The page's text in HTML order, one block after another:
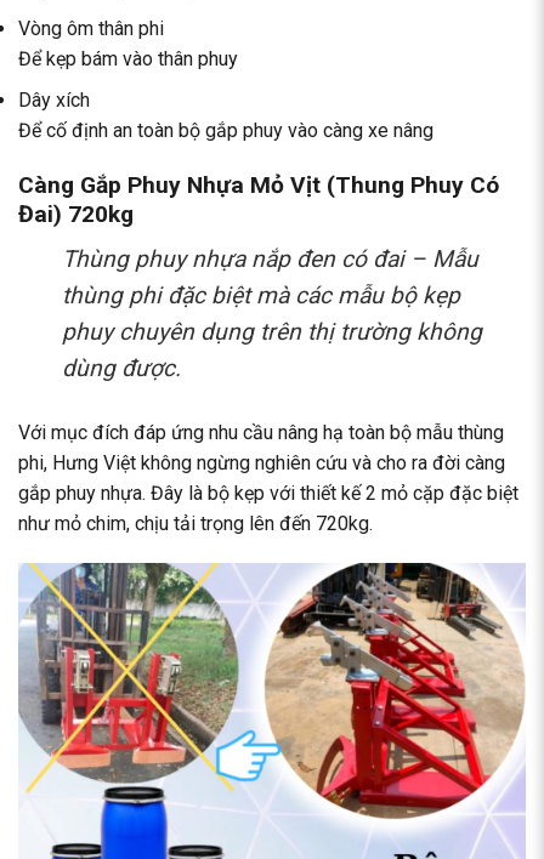
Vòng ôm thân phi
Để kẹp bám vào thân phuy
Dây xích
Để cố định an toàn bộ gắp phuy vào càng xe nâng
Càng Gắp Phuy Nhựa Mỏ Vịt (Thung Phuy Có
Đai) 720kg
Thùng phuy nhựa nắp đen có đai – Mẫu
thùng phi đặc biệt mà các mẫu bộ kẹp
phuy chuyên dụng trên thị trường không
dùng được.
Với mục đích đáp ứng nhu cầu nâng hạ toàn bộ mẫu thùng
phi, Hưng Việt không ngừng nghiên cứu và cho ra đời càng
gắp phuy nhựa. Đây là bộ kẹp với thiết kế 2 mỏ cặp đặc biệt
như mỏ chim, chịu tải trọng lên đến 720kg.